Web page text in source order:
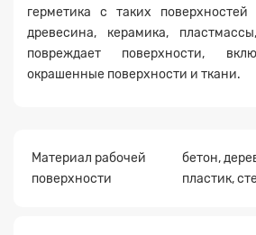
герметика с таких поверхностей
древесина, керамика,
повреждает поверхности,
окрашенные поверхности и ткани.
Материал рабочей
поверхности
бетон,
пластик,
Прикрепите
файл